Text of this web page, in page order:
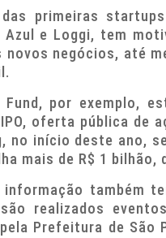
primeiras
Azul e Loggi, tem
novos negócios, até
Fund, por exemplo,
oferta pública de
no início deste ano,
mais de R$ 1
informação também
realizados
Prefeitura de São